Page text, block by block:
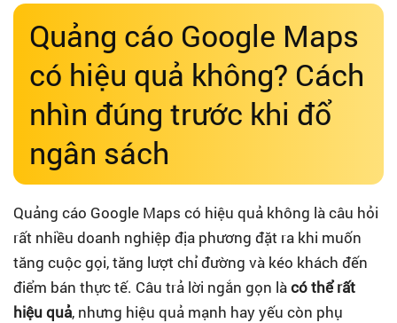
Quảng cáo Google Maps
có hiệu quả không? Cách
nhìn đúng trước khi đổ
ngân sách
Quảng cáo Google Maps có hiệu quả không là câu hỏi
rất nhiều doanh nghiệp địa phương đặt ra khi muốn
tăng cuộc gọi, tăng lượt chỉ đường và kéo khách đến
điểm bán thực tế. Câu trả lời ngắn gọn làcó thể rất
hiệu quả, nhưng hiệu quả mạnh hay yếu còn phụ